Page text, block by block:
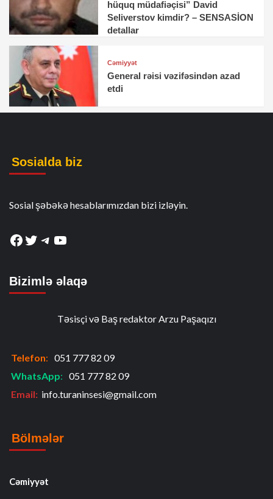
hüquq müdafiəçisi” David
Seliverstov kimdir? – SENSASİON
detallar
Cəmiyyət
General rəisi vəzifəsindən azad
etdi
Sosialda biz
Sosial şəbəkə hesablarımızdan bizi izləyin.
Facebook
Twitter
Telegram
YouTube
Bizimlə əlaqə
Təsisçi və Baş redaktor Arzu Paşaqızı
Telefon: 051 777 82 09
WhatsApp: 051 777 82 09
Email: info.turaninsesi@gmail.com
Bölmələr
Cəmiyyət